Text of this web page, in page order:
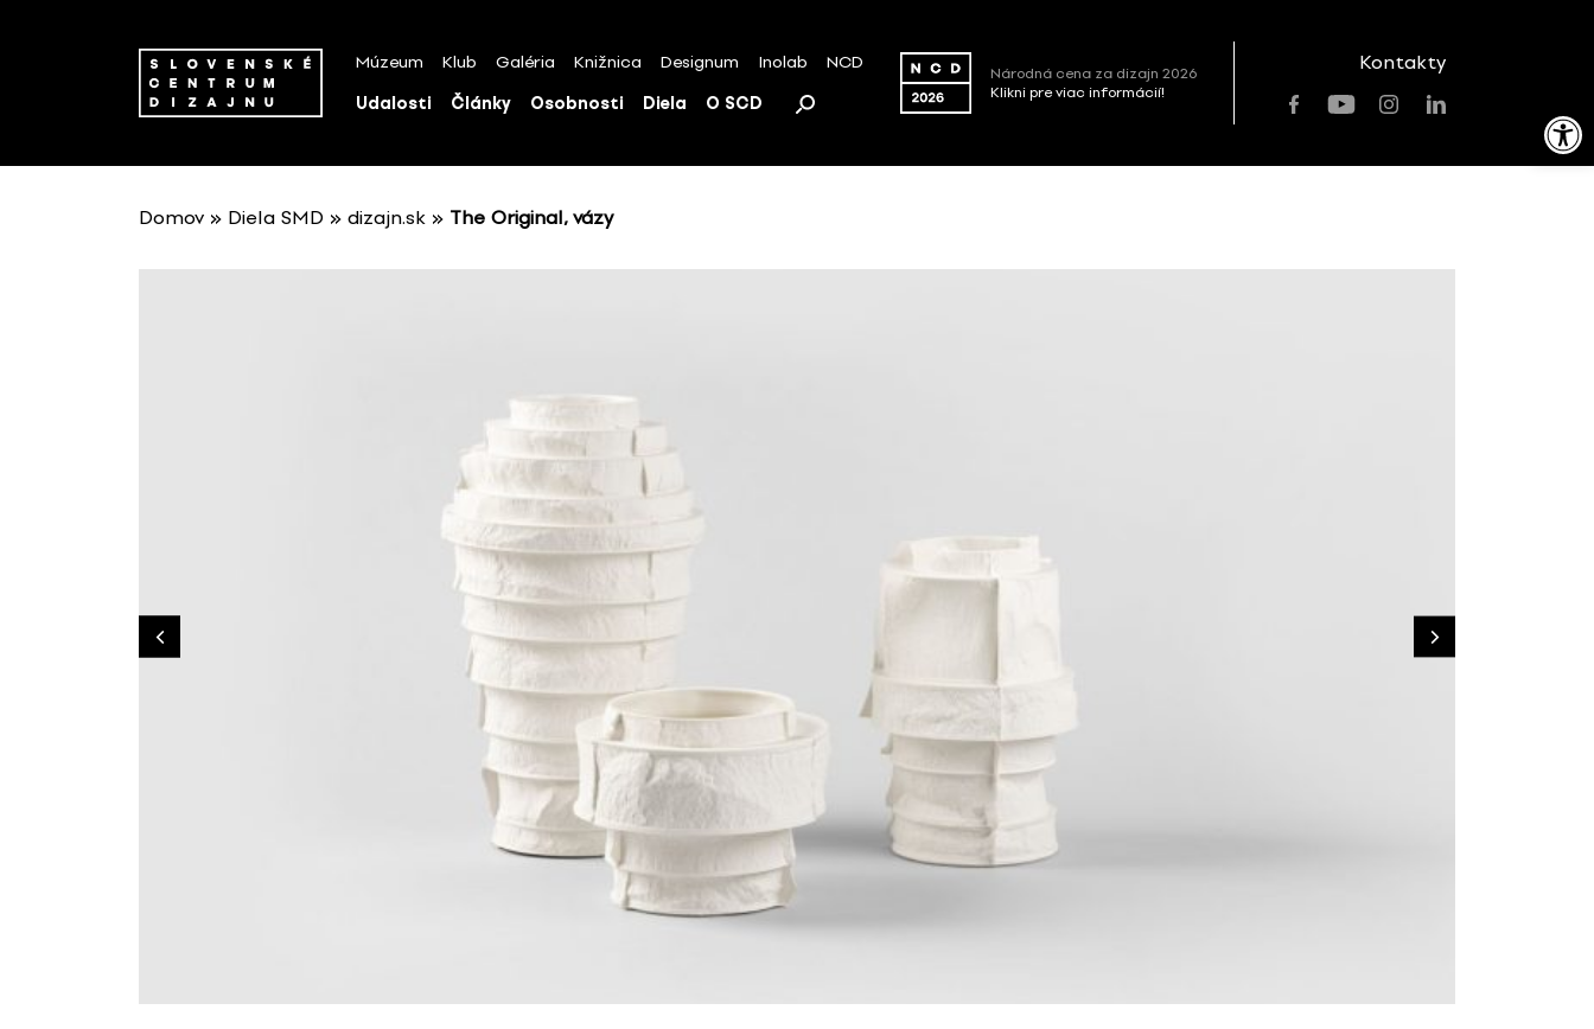
Open toolbar
Múzeum Klub Galéria Knižnica Designum Inolab NCD
Udalosti Články Osobnosti Diela O SCD
Národná cena za dizajn 2026
Klikni pre viac informácií!
Kontakty
Domov » Diela SMD » dizajn.sk » The Original, vázy